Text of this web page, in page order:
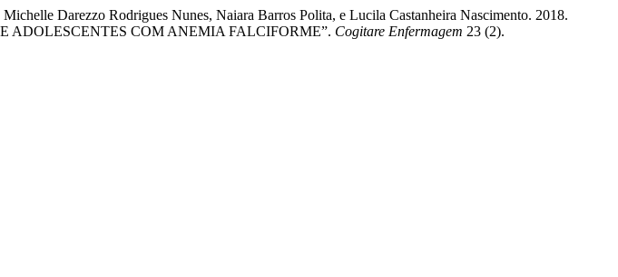
Darezzo Rodrigues Nunes, Naiara Barros Polita, e Lucila Castanheira Nascimento. 2018.
COM ANEMIA FALCIFORME”. Cogitare Enfermagem 23 (2).